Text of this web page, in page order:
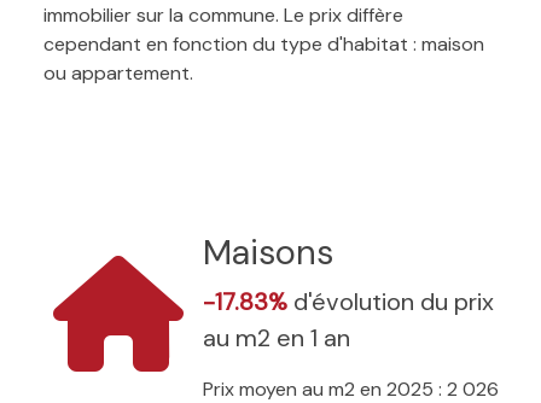
immobilier sur la commune. Le prix diffère
cependant en fonction du type d'habitat : maison
ou appartement.
Maisons
-17.83% d'évolution du prix
au m2 en 1 an
Prix moyen au m2 en 2025 : 2 026